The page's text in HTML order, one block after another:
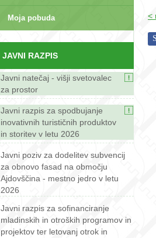
Moja pobuda
JAVNI RAZPIS
Javni natečaj - višji svetovalec
za prostor
Javni razpis za spodbujanje
inovativnih turističnih produktov
in storitev v letu 2026
Javni poziv za dodelitev subvencij
za obnovo fasad na območju
Ajdovščina - mestno jedro v letu
2026
Javni razpis za sofinanciranje
mladinskih in otroških programov in
projektov ter letovanj otrok in
<